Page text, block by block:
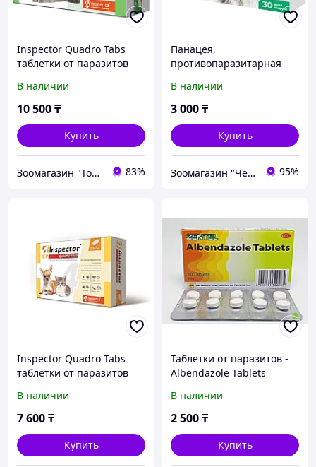
Inspector Quadro Tabs
таблетки от паразитов
В наличии
10 500₸
Купить
Зоомагазин "Толстый кот" 83%
Панацея,
противопаразитарная
до 16 кг против
внутренних и внешних
В наличии
3 000₸
Купить
Зоомагазин "Чемпион" 95%
Inspector Quadro Tabs
таблетки от паразитов
кг
В наличии
7 600₸
Купить
Таблетки от паразитов -
Albendazole Tablets
В наличии
2 500₸
Купить